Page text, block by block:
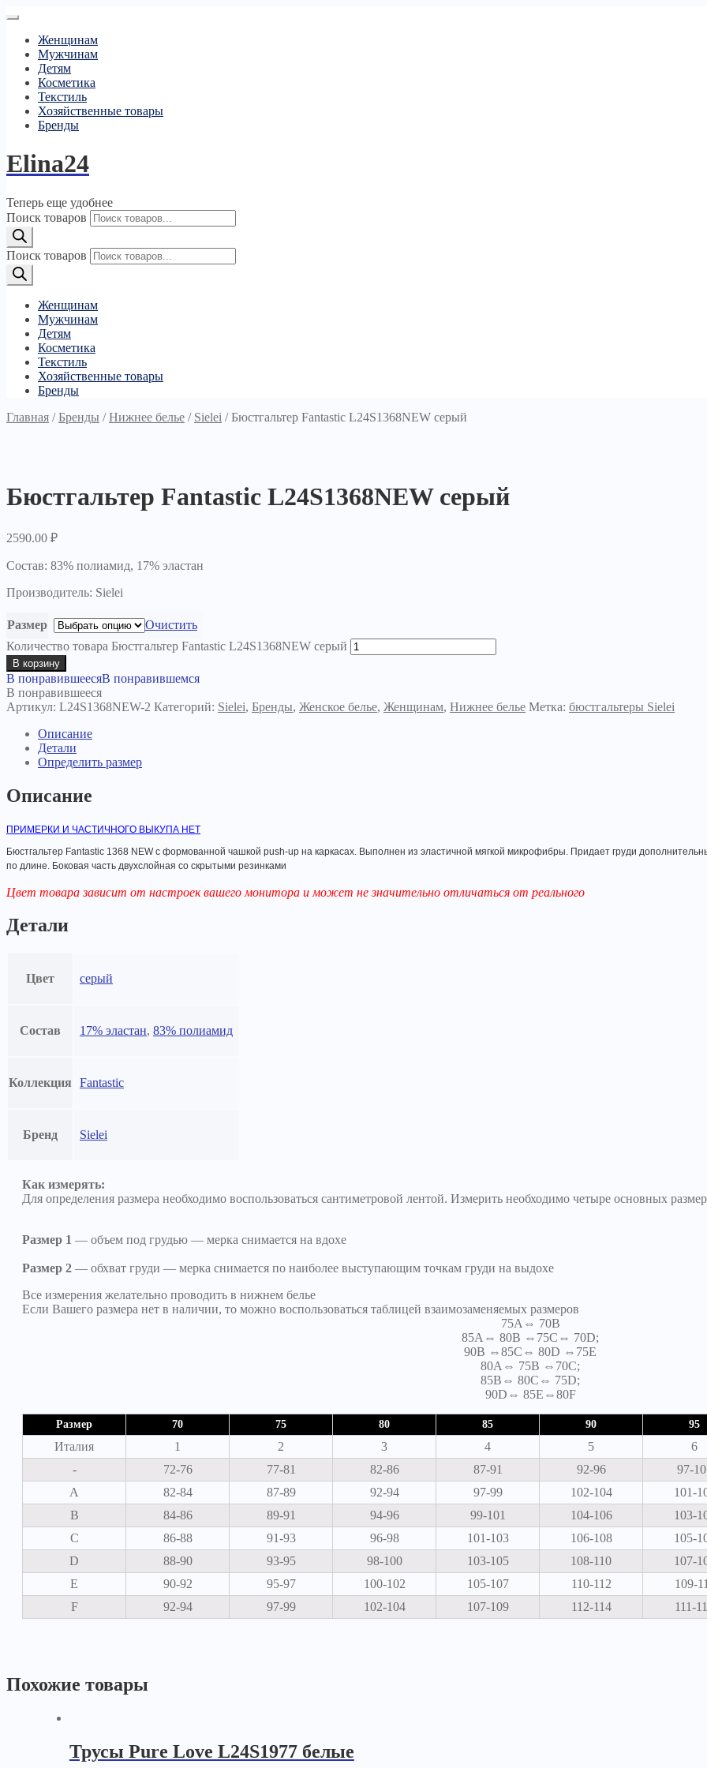
Женщинам
Мужчинам
Детям
Косметика
Текстиль
Хозяйственные товары
Бренды
Elina24
Теперь еще удобнее
Поиск товаров
Поиск товаров
Женщинам
Мужчинам
Детям
Косметика
Текстиль
Хозяйственные товары
Бренды
Главная /Бренды /Нижнее белье / Sielei /Бюстгальтер Fantastic L24S1368NEW серый
Бюстгальтер Fantastic L24S1368NEW серый
2590.00 ₽
Состав: 83% полиамид, 17% эластан
Производитель: Sielei
Размер
Очистить
Количество товара Бюстгальтер Fantastic L24S1368NEW серый
В корзину
В понравившеесяВ понравившемся
В понравившееся
Артикул: L24S1368NEW-2 Категорий: Sielei, Бренды, Женское белье, Женщинам, Нижнее белье Метка: бюстгальтеры Sielei
Описание
Детали
Определить размер
Описание
ПРИМЕРКИ И ЧАСТИЧНОГО ВЫКУПА НЕТ
Бюстгальтер Fantastic 1368 NEW с формованной чашкой push-up на каркасах. Выполнен из эластичной мягкой микрофибры. Придает груди
по длине. Боковая часть двухслойная со скрытыми резинками
Цвет товара зависит от настроек вашего монитора и может не значительно отличаться от реального
Детали
Цвет серый
Состав 17% эластан, 83% полиамид
Коллекция Fantastic
Бренд Sielei
Как измерять:
Для определения размера необходимо воспользоваться сантиметровой лентой. Измерить необходимо четыре основных
Размер 1 — объем под грудью — мерка снимается на вдохе
Размер 2 — обхват груди — мерка снимается по наиболее выступающим точкам груди на выдохе
Все измерения желательно проводить в нижнем белье
Если Вашего размера нет в наличии, то можно воспользоваться таблицей взаимозаменяемых размеров
75A⇔ 70B
85A⇔ 80B ⇔75C⇔ 70D;
90B ⇔85C⇔ 80D ⇔75E
80A⇔ 75B ⇔70C;
85B⇔ 80C⇔ 75D;
90D⇔ 85E⇔80F
Размер 70 75 80 85 90 95
Италия 1 2 3 4 5
6
-
72-76 77-81 82-86 87-91 92-96
97-
A
82-84 87-89 92-94 97-99 102-104
101-
B
84-86 89-91 94-96 99-101 104-106
103-
C
86-88 91-93 96-98 101-103 106-108
105-
D
88-90 93-95 98-100 103-105 108-110
107-
E
90-92 95-97 100-102 105-107 110-112
109-
F
92-94 97-99 102-104 107-109 112-114 111-
Похожие товары
Трусы Pure Love L24S1977 белые